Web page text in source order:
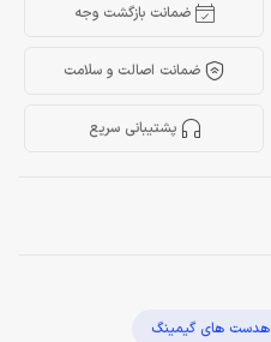
ضمانت بازگشت وجه
ضمانت اصالت و سلامت
پشتیبانی سریع
هدست های گیمینگ